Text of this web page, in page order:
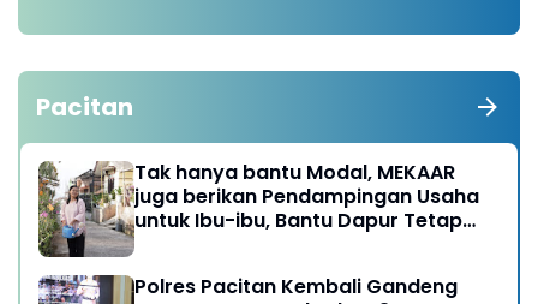
Pacitan
Tak hanya bantu Modal, MEKAAR
juga berikan Pendampingan Usaha
untuk Ibu-ibu, Bantu Dapur Tetap
Polres Pacitan Kembali Gandeng